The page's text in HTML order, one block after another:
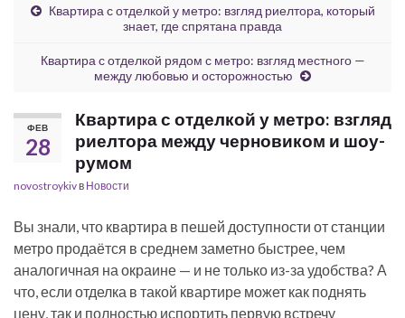
Квартира с отделкой у метро: взгляд риелтора, который
знает, где спрятана правда
Квартира с отделкой рядом с метро: взгляд местного —
между любовью и осторожностью
ФЕВ
28
Квартира с отделкой у метро: взгляд
риелтора между черновиком и шоу-
румом
novostroykivв Новости
Вы знали, что квартира в пешей доступности от станции
метро продаётся в среднем заметно быстрее, чем
аналогичная на окраине — и не только из-за удобства? А
что, если отделка в такой квартире может как поднять
цену, так и полностью испортить первую встречу